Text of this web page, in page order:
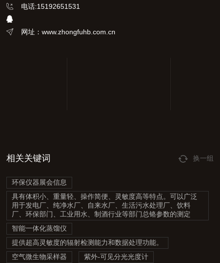
电话:15192651531
网址：www.zhongfuhb.com.cn
相关关键词 换一组
环保仪器展会信息
具有体积小、重量轻、操作简便、灵敏度高等特点。可以广泛
用于发电厂、纯净水厂、自来水厂、生活污水处理厂、饮料
厂、环保部门、工业用水、制酒行业等部门总铬参数的测定
智能一体化蒸馏仪
提供超高灵敏度的辐射检测能力和数据处理功能。
空气微生物采样器
紫外-可见分光光度计